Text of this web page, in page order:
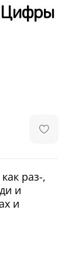
Цифры
раз-,
и
и